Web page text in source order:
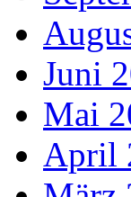
Juni
Mai
April